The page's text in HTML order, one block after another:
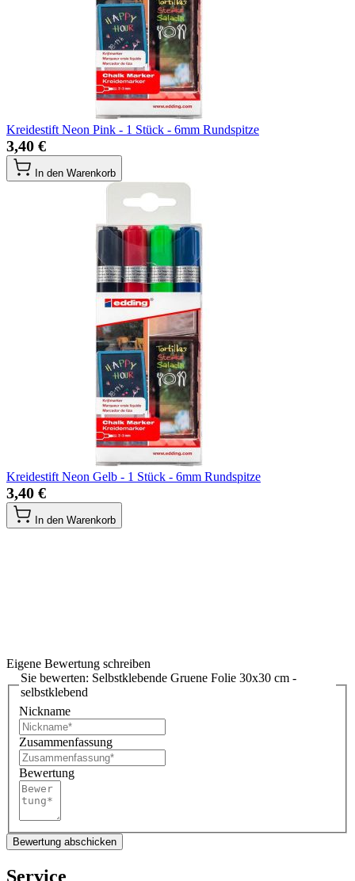
Kreidestift Neon Pink - 1 Stück - 6mm Rundspitze
3,40 €
In den Warenkorb
Kreidestift Neon Gelb - 1 Stück - 6mm Rundspitze
3,40 €
In den Warenkorb
Eigene Bewertung schreiben
Sie bewerten: Selbstklebende Gruene Folie 30x30 cm -
selbstklebend
Nickname
Zusammenfassung
Bewertung
Bewertung abschicken
Service